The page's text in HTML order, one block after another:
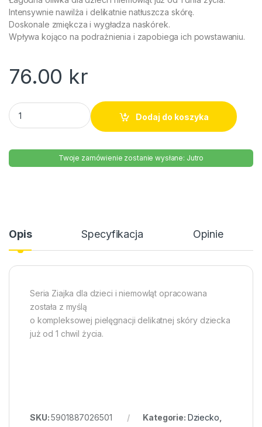
Intensywnie nawilża i delikatnie natłuszcza skórę.
Doskonale zmiękcza i wygładza naskórek.
Wpływa kojąco na podrażnienia i zapobiega ich powstawaniu.
76.00 kr
Oliwka dla dzieci i niemowląt Ziaja 270ml quantity
Dodaj do koszyka
Twoje zamówienie zostanie wysłane: Jutro
Opis Specyfikacja Opinie
Seria Ziajka dla dzieci i niemowląt opracowana
została z myślą
o kompleksowej pielęgnacji delikatnej skóry dziecka
już od 1 chwil życia.
SKU:5901887026501 Kategorie: Dziecko,